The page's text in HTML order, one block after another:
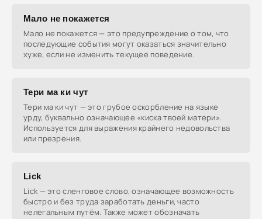
Мало не покажется
Мало не покажется — это предупреждение о том, что
последующие события могут оказаться значительно
хуже, если не изменить текущее поведение.
Тери ма ки чут
Тери ма ки чут — это грубое оскорбление на языке
урду, буквально означающее «киска твоей матери».
Используется для выражения крайнего недовольства
или презрения.
Lick
Lick — это сленговое слово, означающее возможность
быстро и без труда заработать деньги, часто
нелегальным путём. Также может обозначать